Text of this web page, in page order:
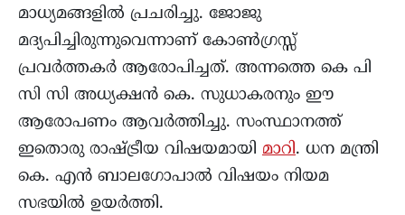
മാധ്യമങ്ങളിൽ പ്രചരിച്ചു. ജോജു
മദ്യപിച്ചിരുന്നുവെന്നാണ് കോൺഗ്രസ്സ്
പ്രവർത്തകർ ആരോപിച്ചത്. അന്നത്തെ കെ പി
സി സി അധ്യക്ഷൻ കെ. സുധാകരനും ഈ
ആരോപണം ആവർത്തിച്ചു. സംസ്ഥാനത്ത്
ഇതൊരു രാഷ്ട്രീയ വിഷയമായി മാറി. ധന മന്ത്രി
കെ. എൻ ബാലഗോപാൽ വിഷയം നിയമ
സഭയിൽ ഉയർത്തി.